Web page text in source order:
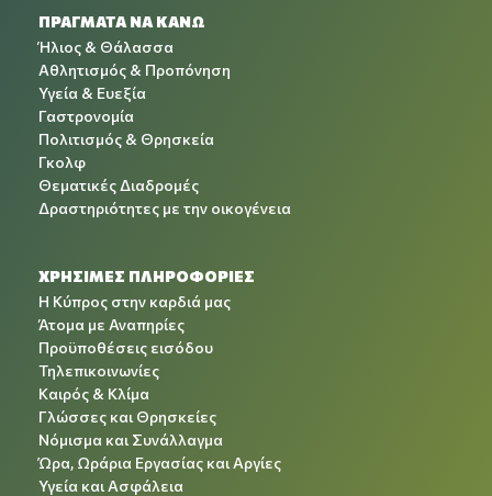
ΠΡΑΓΜΑΤΑ ΝΑ ΚΑΝΩ
Ήλιος & Θάλασσα
Αθλητισμός & Προπόνηση
Υγεία & Ευεξία
Γαστρονομία
Πολιτισμός & Θρησκεία
Γκολφ
Θεματικές Διαδρομές
Δραστηριότητες με την οικογένεια
ΧΡΉΣΙΜΕΣ ΠΛΗΡΟΦΟΡΊΕΣ
Η Κύπρος στην καρδιά μας
Άτομα με Αναπηρίες
Προϋποθέσεις εισόδου
Τηλεπικοινωνίες
Καιρός & Κλίμα
Γλώσσες και Θρησκείες
Νόμισμα και Συνάλλαγμα
Ώρα, Ωράρια Εργασίας και Αργίες
Υγεία και Ασφάλεια